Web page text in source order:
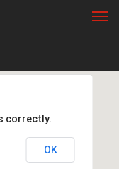
correctly.
OK